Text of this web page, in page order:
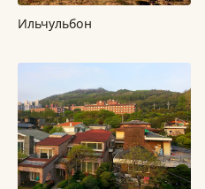
Ильчульбон